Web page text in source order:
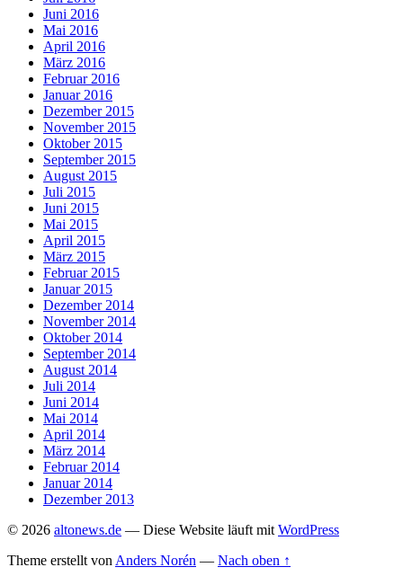
Juni 2016
Mai 2016
April 2016
März 2016
Februar 2016
Januar 2016
Dezember 2015
November 2015
Oktober 2015
September 2015
August 2015
Juli 2015
Juni 2015
Mai 2015
April 2015
März 2015
Februar 2015
Januar 2015
Dezember 2014
November 2014
Oktober 2014
September 2014
August 2014
Juli 2014
Juni 2014
Mai 2014
April 2014
März 2014
Februar 2014
Januar 2014
Dezember 2013
© 2026 altonews.de — Diese Website läuft mit WordPress
Theme erstellt von Anders Norén — Nach oben ↑